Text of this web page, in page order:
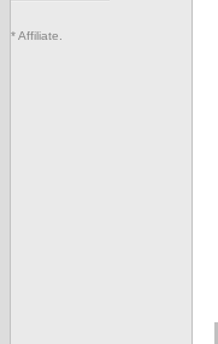
* Affiliate.